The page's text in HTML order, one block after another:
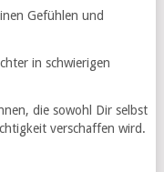
Gefühlen und
in schwierigen
die sowohl Dir selbst
verschaffen wird.